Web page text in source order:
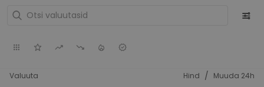
Valuuta Hind / Muuda 24h